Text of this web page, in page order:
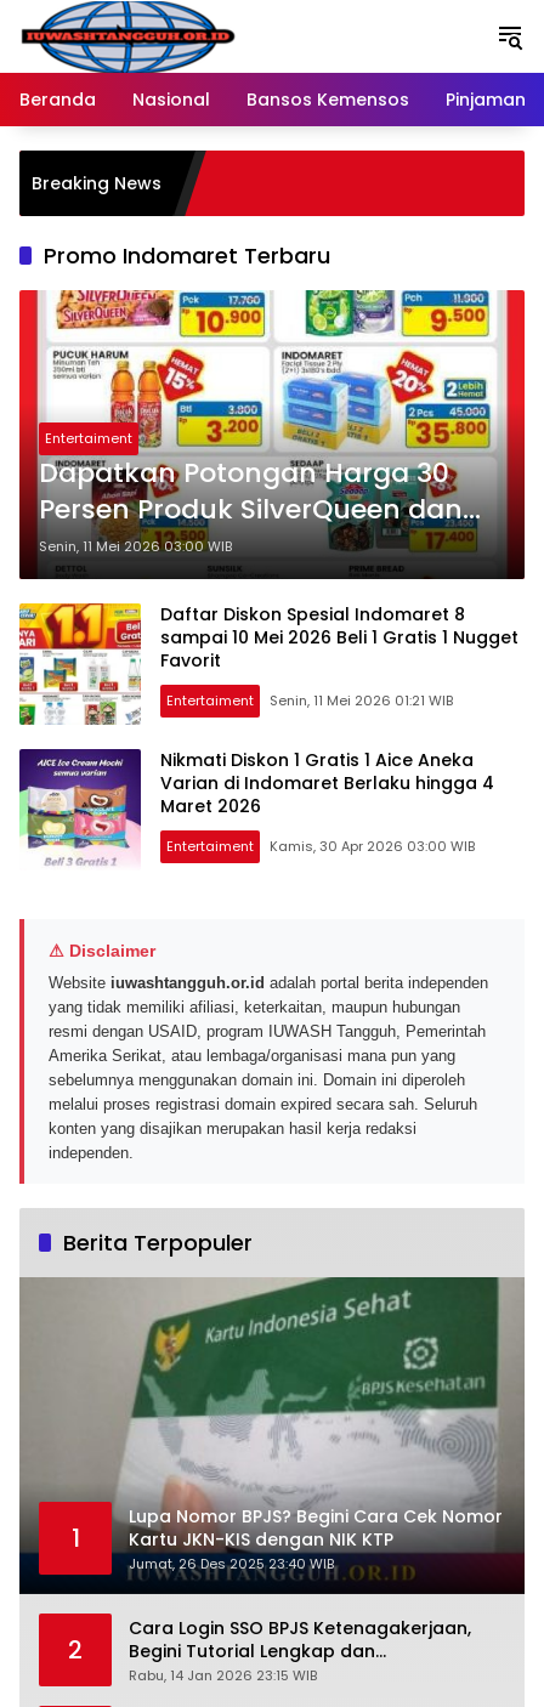
Langsung
konten
Beranda
Nasional Bansos Kemensos Pinjaman
Breaking News
Promo Indomaret Terbaru
Entertaiment
Dapatkan Potongan Harga 30
Persen Produk SilverQueen dan
Shinzu’i di Indomaret 8-10 Mei
2026
Senin, 11 Mei 2026 03:00 WIB
Daftar Diskon Spesial Indomaret 8
sampai 10 Mei 2026 Beli 1 Gratis 1 Nugget
Favorit
Entertaiment Senin, 11 Mei 2026 01:21 WIB
Nikmati Diskon 1 Gratis 1 Aice Aneka
Varian di Indomaret Berlaku hingga 4
Maret 2026
Entertaiment Kamis, 30 Apr 2026 03:00 WIB
⚠ Disclaimer
Website iuwashtangguh.or.id adalah portal berita independen
yang tidak memiliki afiliasi, keterkaitan, maupun hubungan
resmi dengan USAID, program IUWASH Tangguh, Pemerintah
Amerika Serikat, atau lembaga/organisasi mana pun yang
sebelumnya menggunakan domain ini. Domain ini diperoleh
melalui proses registrasi domain expired secara sah. Seluruh
konten yang disajikan merupakan hasil kerja redaksi
independen.
Berita Terpopuler
1
Lupa Nomor BPJS? Begini Cara Cek Nomor
Kartu JKN-KIS dengan NIK KTP
Jumat, 26 Des 2025 23:40 WIB
2
Cara Login SSO BPJS Ketenagakerjaan,
Begini Tutorial Lengkap dan
Pengertiannya
Rabu, 14 Jan 2026 23:15 WIB